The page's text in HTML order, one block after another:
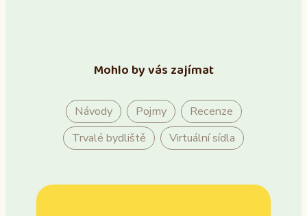
Mohlo by vás zajímat
Návody Pojmy
Recenze
Trvalé bydliště
Virtuální sídla